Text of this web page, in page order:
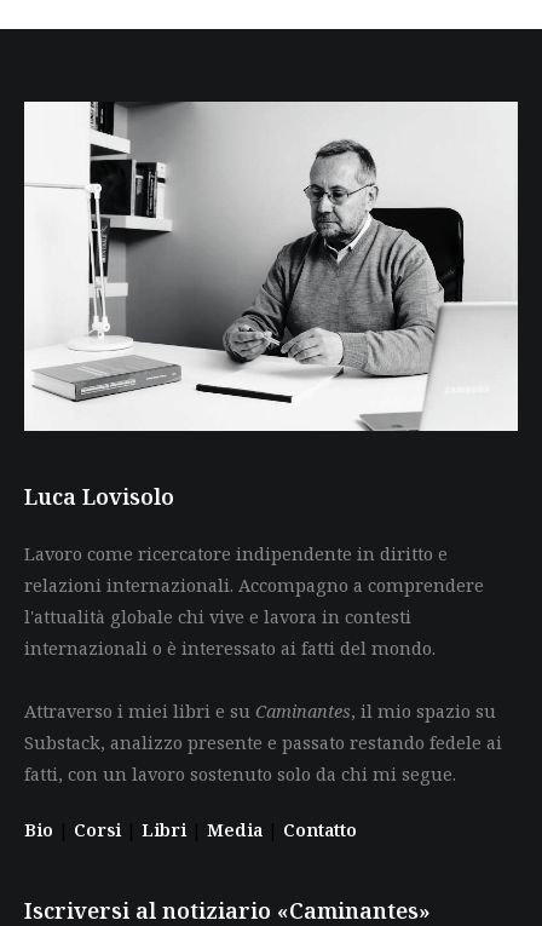
Luca Lovisolo
Lavoro come ricercatore indipendente in diritto e
relazioni internazionali. Accompagno a comprendere
l'attualità globale chi vive e lavora in contesti
internazionali o è interessato ai fatti del mondo.
Attraverso i miei libri e su Caminantes, il mio spazio su
Substack, analizzo presente e passato restando fedele ai
fatti, con un lavoro sostenuto solo da chi mi segue.
Bio | Corsi | Libri | Media | Contatto
Iscriversi al notiziario «Caminantes»